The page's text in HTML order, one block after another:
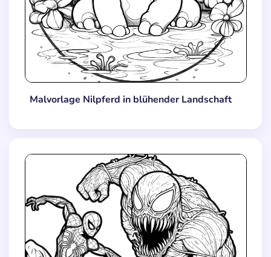
Malvorlage Nilpferd in blühender Landschaft